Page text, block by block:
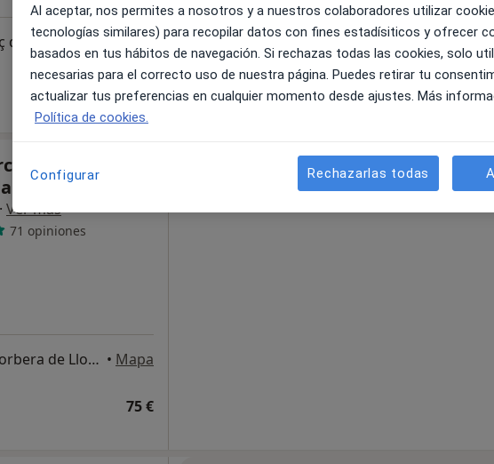
dels Horts •Mapa
70 €
Arce
· Ver más
71 opiniones
Calle Sant Josep, 22, 1 B, Corbera de Llobregat • Mapa
75 €
La reserva de cita online no está
Pedir una cita
Al aceptar, nos permites a nosotros y a nuestros colaboradores utilizar
tecnologías similares) para recopilar datos con fines estadísiticos y ofrecer
basados en tus hábitos de navegación. Si rechazas todas las cookies, solo
necesarias para el correcto uso de nuestra página. Puedes retirar tu
actualizar tus preferencias en cualquier momento desde ajustes. Más
Política de cookies.
Configurar Rechazarlas todas